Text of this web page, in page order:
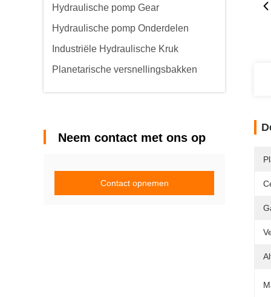
Hydraulische pomp Gear
Hydraulische pomp Onderdelen
Industriële Hydraulische Kruk
Planetarische versnellingsbakken
Neem contact met ons op
Contact opnemen